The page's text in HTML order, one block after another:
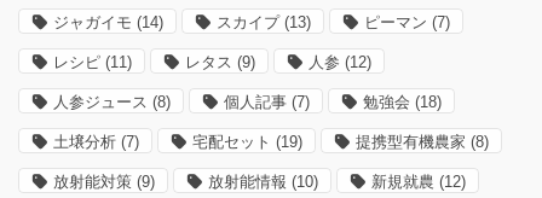
ジャガイモ (14) スカイプ(13) ピーマン (7)
レシピ (11) レタス (9) 人参 (12)
人参ジュース (8) 個人記事 (7) 勉強会 (18)
土壌分析 (7) 宅配セット (19) 提携型有機農家 (8)
放射能対策 (9) 放射能情報 (10) 新規就農 (12)